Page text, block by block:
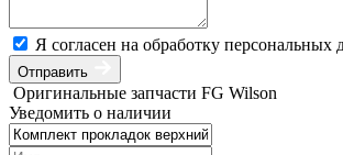
Я согласен на обработку персональных
Отправить
Оригинальные запчасти FG Wilson
Уведомить о наличии